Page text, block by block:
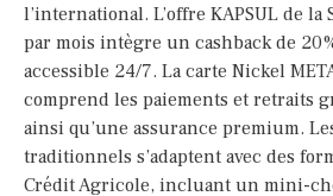
l’international. L’offre KAPSUL de la
par mois intègre un cashback de
accessible 24/7. La carte Nickel
comprend les paiements et retraits
ainsi qu’une assurance premium.
traditionnels s’adaptent avec des
Crédit Agricole, incluant un mini-